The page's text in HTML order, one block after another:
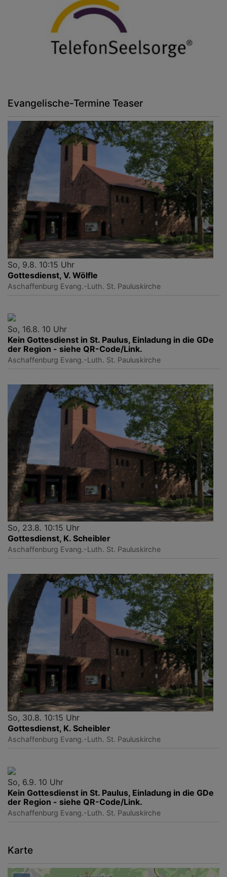
Evangelische-Termine Teaser
So, 9.8. 10:15 Uhr
Gottesdienst, V. Wölfle
Aschaffenburg Evang.-Luth. St. Pauluskirche
So, 16.8. 10 Uhr
Kein Gottesdienst in St. Paulus, Einladung in die GDe
der Region - siehe QR-Code/Link.
Aschaffenburg Evang.-Luth. St. Pauluskirche
So, 23.8. 10:15 Uhr
Gottesdienst, K. Scheibler
Aschaffenburg Evang.-Luth. St. Pauluskirche
So, 30.8. 10:15 Uhr
Gottesdienst, K. Scheibler
Aschaffenburg Evang.-Luth. St. Pauluskirche
So, 6.9. 10 Uhr
Kein Gottesdienst in St. Paulus, Einladung in die GDe
der Region - siehe QR-Code/Link.
Aschaffenburg Evang.-Luth. St. Pauluskirche
Karte